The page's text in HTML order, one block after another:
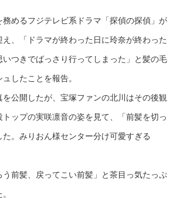
務めるフジテレビ系ドラマ「探偵の探偵」が
、「ドラマが終わった日に玲奈が終わった
つきでばっさり行ってしまった」と髪の毛
したことを報告。
公開したが、宝塚ファンの北川はその後観
ップの実咲凛音の姿を見て、「前髪を切っ
。みりおん様センター分け可愛すぎる
う前髪、戻ってこい前髪」と茶目っ気たっぷ